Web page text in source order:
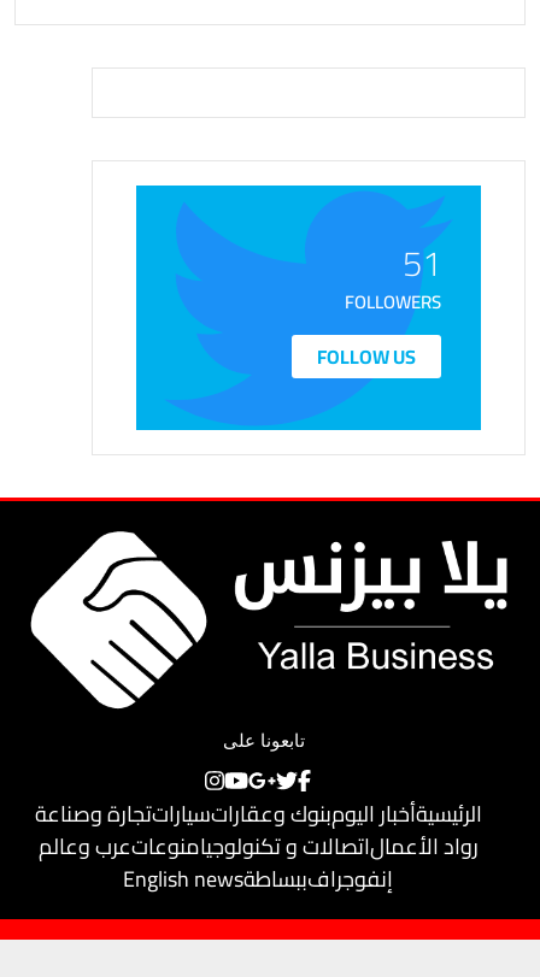
51
FOLLOWERS
FOLLOW US
تابعونا على
الرئيسيةأخبار اليومبنوك وعقاراتسياراتتجارة وصناعة
رواد الأعمالاتصالات و تكنولوجيامنوعاتعرب وعالم
إنفوجرافببساطةEnglish news
حقوق النشر محفوظة لـيلا بيزنس© 2018